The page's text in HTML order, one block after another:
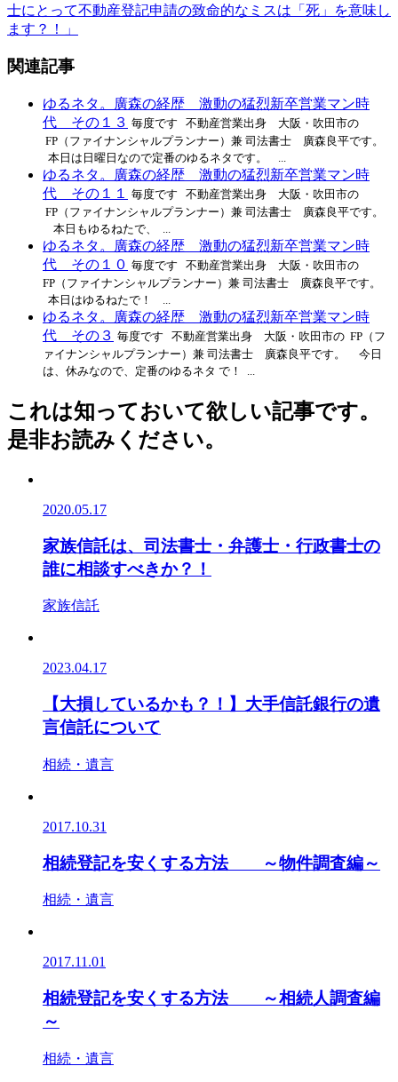
士にとって不動産登記申請の致命的なミスは「死」を意味し
ます？！」
関連記事
ゆるネタ。廣森の経歴 激動の猛烈新卒営業マン時
代 その１３ 毎度です 不動産営業出身 大阪・吹田市の
FP（ファイナンシャルプランナー）兼 司法書士 廣森良平です。
本日は日曜日なので定番のゆるネタです。 ...
ゆるネタ。廣森の経歴 激動の猛烈新卒営業マン時
代 その１１
毎度です 不動産営業出身 大阪・吹田市の
FP（ファイナンシャルプランナー）兼 司法書士 廣森良平です。
本日もゆるねたで、 ...
ゆるネタ。廣森の経歴 激動の猛烈新卒営業マン時
代 その１０ 毎度です 不動産営業出身 大阪・吹田市の
FP（ファイナンシャルプランナー）兼 司法書士 廣森良平です。
本日はゆるねたで！ ...
ゆるネタ。廣森の経歴 激動の猛烈新卒営業マン時
代 その３ 毎度です 不動産営業出身 大阪・吹田市の FP（フ
ァイナンシャルプランナー）兼 司法書士 廣森良平です。 今日
は、休みなので、定番のゆるネタ で！ ...
これは知っておいて欲しい記事です。
是非お読みください。
2020.05.17
家族信託は、司法書士・弁護士・行政書士の
誰に相談すべきか？！
家族信託
2023.04.17
【大損しているかも？！】大手信託銀行の遺
言信託について
相続・遺言
2017.10.31
相続登記を安くする方法 ～物件調査編～
相続・遺言
2017.11.01
相続登記を安くする方法 ～相続人調査編
～
相続・遺言